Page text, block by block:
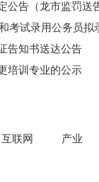
公告（龙市监罚送
考试录用公务员拟
告知书送达公告
培训专业的公示
互联网 产业